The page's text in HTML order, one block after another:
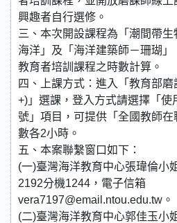
興趣者自行選修。
三、本次開設課程為「潮間帶
海洋」及「海洋建築師－珊瑚
教育者培訓課程之時數計算。
四、上課方式：進入「教育部
+)」選課，登入方式請選擇「使
號」項目，可提供「全國教師
數各2小時。
五、本案聯繫窗口如下：
(一)臺灣海洋教育中心張瑋倫小
2192分機1244，電子信箱
vera7197@email.ntou.edu.tw。
(二)臺灣海洋教育中心郭佳玉小